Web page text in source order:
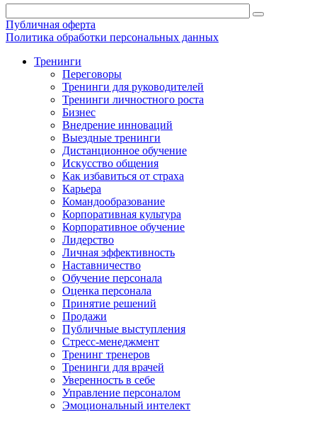
Публичная оферта
Политика обработки персональных данных
Тренинги
Переговоры
Тренинги для руководителей
Тренинги личностного роста
Бизнес
Внедрение инноваций
Выездные тренинги
Дистанционное обучение
Искусство общения
Как избавиться от страха
Карьера
Командообразование
Корпоративная культура
Корпоративное обучение
Лидерство
Личная эффективность
Наставничество
Обучение персонала
Оценка персонала
Принятие решений
Продажи
Публичные выступления
Стресс-менеджмент
Тренинг тренеров
Тренинги для врачей
Уверенность в себе
Управление персоналом
Эмоциональный интелект